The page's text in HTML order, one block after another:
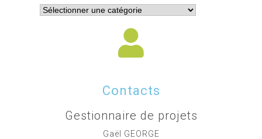
Contacts
Gestionnaire de projets
Gaël GEORGE